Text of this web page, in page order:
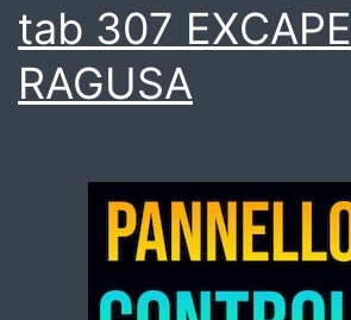
tab 307 EXCAPE
RAGUSA